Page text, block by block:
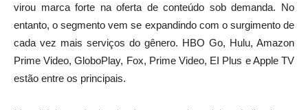
virou marca forte na oferta de conteúdo sob demanda. No
entanto, o segmento vem se expandindo com o surgimento de
cada vez mais serviços do gênero. HBO Go, Hulu, Amazon
Prime Video, GloboPlay, Fox, Prime Video, EI Plus e Apple TV
estão entre os principais.